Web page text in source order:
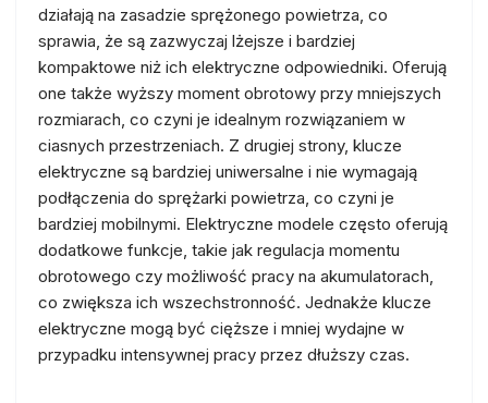
działają na zasadzie sprężonego powietrza, co
sprawia, że są zazwyczaj lżejsze i bardziej
kompaktowe niż ich elektryczne odpowiedniki. Oferują
one także wyższy moment obrotowy przy mniejszych
rozmiarach, co czyni je idealnym rozwiązaniem w
ciasnych przestrzeniach. Z drugiej strony, klucze
elektryczne są bardziej uniwersalne i nie wymagają
podłączenia do sprężarki powietrza, co czyni je
bardziej mobilnymi. Elektryczne modele często oferują
dodatkowe funkcje, takie jak regulacja momentu
obrotowego czy możliwość pracy na akumulatorach,
co zwiększa ich wszechstronność. Jednakże klucze
elektryczne mogą być cięższe i mniej wydajne w
przypadku intensywnej pracy przez dłuższy czas.